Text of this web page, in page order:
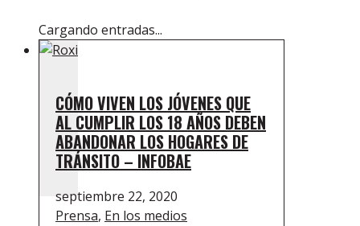
Cargando entradas...
CÓMO VIVEN LOS JÓVENES QUE
AL CUMPLIR LOS 18 AÑOS DEBEN
ABANDONAR LOS HOGARES DE
TRÁNSITO – INFOBAE
septiembre 22, 2020
Prensa, En los medios